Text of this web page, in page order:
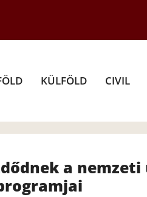
KÜLFÖLD CIVIL
a